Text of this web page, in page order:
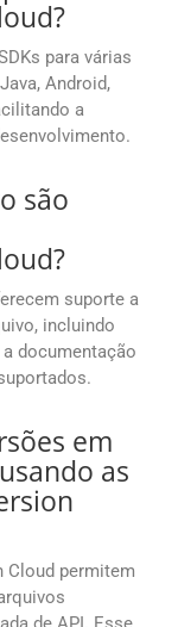
para várias
Android,
a
são
suporte a
incluindo
documentação
em
as
Cloud permitem